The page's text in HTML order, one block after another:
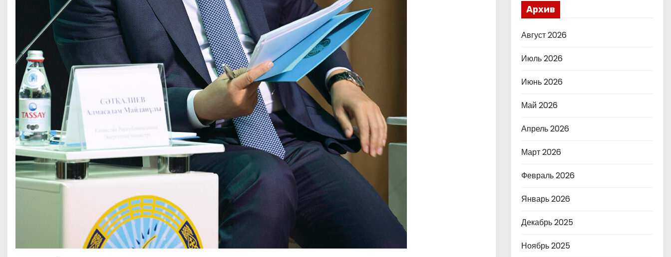
Архив
Август 2026
Июль 2026
Июнь 2026
Май 2026
Апрель 2026
Март 2026
Февраль 2026
Январь 2026
Декабрь 2025
Ноябрь 2025